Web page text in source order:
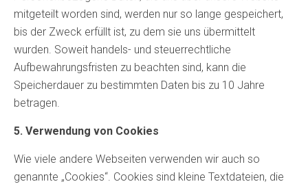
mitgeteilt worden sind, werden nur so lange gespeichert,
bis der Zweck erfüllt ist, zu dem sie uns übermittelt
wurden. Soweit handels- und steuerrechtliche
Aufbewahrungsfristen zu beachten sind, kann die
Speicherdauer zu bestimmten Daten bis zu 10 Jahre
betragen.
5. Verwendung von Cookies
Wie viele andere Webseiten verwenden wir auch so
genannte „Cookies“. Cookies sind kleine Textdateien, die